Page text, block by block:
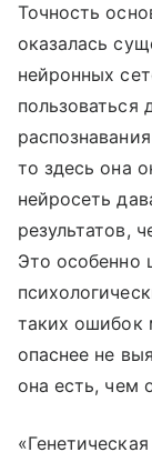
Точность
оказалась
нейронных
пользоваться
то здесь она
нейросеть
результатов,
Это особенно
таких ошибок
опаснее не
она есть, чем